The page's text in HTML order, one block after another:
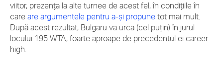
viitor, prezența la alte turnee de acest fel, în condițiile în
care are argumentele pentru a-și propune tot mai mult.
După acest rezultat, Bulgaru va urca (cel puțin) în jurul
locului 195 WTA, foarte aproape de precedentul ei career
high.